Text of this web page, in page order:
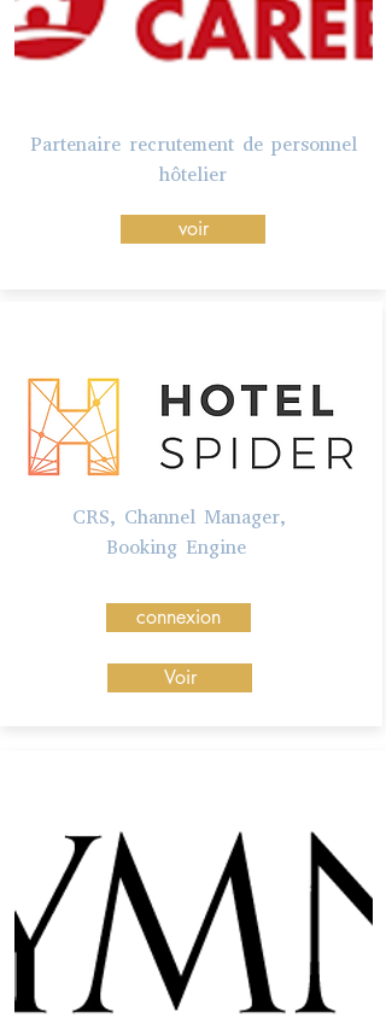
Partenaire recrutement de personnel
hôtelier
voir
CRS, Channel Manager,
Booking Engine
connexion
Voir